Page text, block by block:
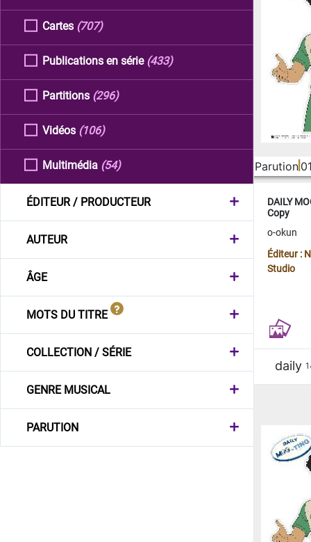
Cartes (707)
Publications en série (433)
Partitions (296)
Vidéos (106)
Multimédia (54)
ÉDITEUR / PRODUCTEUR
AUTEUR
ÂGE
MOTS DU TITRE
COLLECTION / SÉRIE
GENRE MUSICAL
PARUTION
Parution
DAILY
Copy
o-okun
Éditeur :
Studio
daily